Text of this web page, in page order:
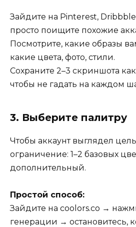
Зайдите на Pinterest,
просто поищите похожие
Посмотрите, какие образы
какие цвета, фото, стили.
Сохраните 2–3 скриншота
чтобы не гадать на каждом
3. Выберите палитру
Чтобы аккаунт выглядел
ограничение: 1–2 базовых
дополнительный.
Простой способ:
Зайдите на coolors.co →
генерации → остановитесь,